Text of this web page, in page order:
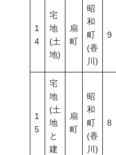
1
4
宅
地
(土
地)
扇
町
昭
和
町
(香
川)
9
1
5
宅
地
(土
地
と
建
扇
町
昭
和
町
(香
川)
8